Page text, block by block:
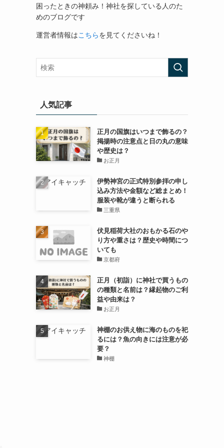
困ったときの神頼み！神社を探している人のた
めのブログです
運営者情報はこちらを見てくださいね！
人気記事
正月の国旗はいつまで飾るの？
掲揚時の注意点と日の丸の意味
や歴史は？
お正月
伊勢神宮の正式特別参拝の申し
込み方法や金額など総まとめ！
服装や靴が違うと断られる
三重県
伏見稲荷大社のおもかる石のや
り方や重さは？歴史や時間につ
いても
京都府
正月（初詣）に神社で買うもの
の種類と名前は？縁起物のご利
益や由来は？
お正月
神棚のお供え物に海のものを祀
るには？魚の向きには注意が必
要？
神棚